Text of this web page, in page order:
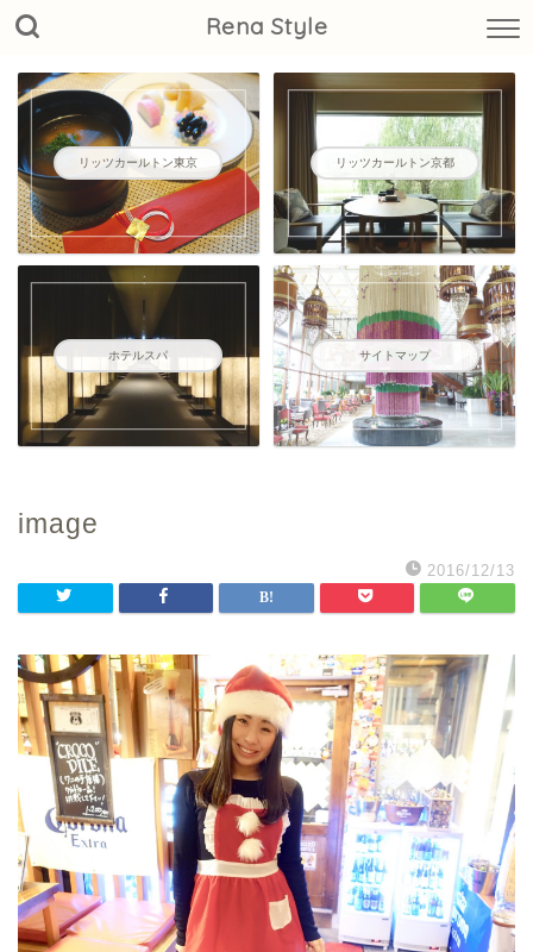
Rena Style
リッツカールトン東京 リッツカールトン京都
ホテルスパ サイトマップ
image
2016/12/13